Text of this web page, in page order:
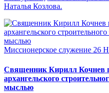
Наталья Козлова.
Миссионерское служение 26
Священник Кирилл Кочнев
архангельского
мыслью